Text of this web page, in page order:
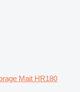
Mait HR180